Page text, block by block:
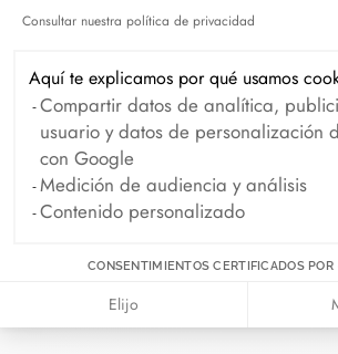
Obtener itinerario
En dinh van llevamos desde
esculpiendo joyas
Consultar nuestra política de privacidad
Aquí te explicamos por qué usamos
Compartir datos de analítica,
usuario y datos de personalización
con Google
Medición de audiencia y análisis
Contenido personalizado
CONSENTIMIENTOS CERTIFICADOS POR
Elijo